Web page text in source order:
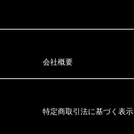
会社概要
特定商取引法に基づく表示